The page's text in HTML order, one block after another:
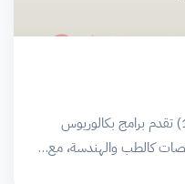
جامعة ناغازاكي اليابانية (تأسست 1949) تقدم برامج بكالوريوس
كالطب والهندسة، مع…